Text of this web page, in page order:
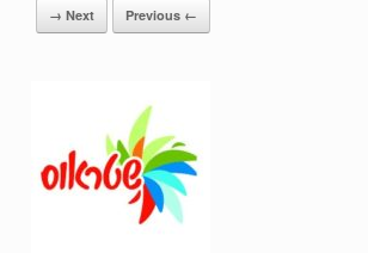
← Previous
Next →